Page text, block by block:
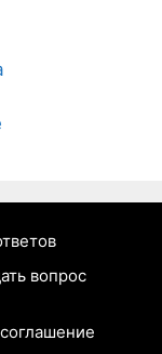
вопрос